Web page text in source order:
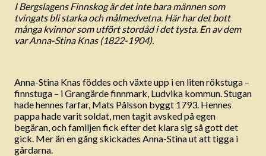
I Bergslagens Finnskog är det inte bara männen som
tvingats bli starka och målmedvetna. Här har det bott
många kvinnor som utfört stordåd i det tysta. En av dem
var Anna-Stina Knas (1822-1904).
Anna-Stina Knas föddes och växte upp i en liten rökstuga –
finnstuga – i Grangärde finnmark, Ludvika kommun. Stugan
hade hennes farfar, Mats Pålsson byggt 1793. Hennes
pappa hade varit soldat, men tagit avsked på egen
begäran, och familjen fick efter det klara sig så gott det
gick. Mer än en gång skickades Anna-Stina ut att tigga i
gårdarna.